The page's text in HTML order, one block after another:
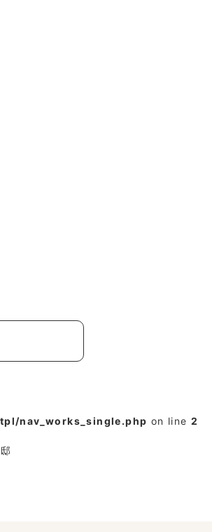
nav_works_single.php on line2